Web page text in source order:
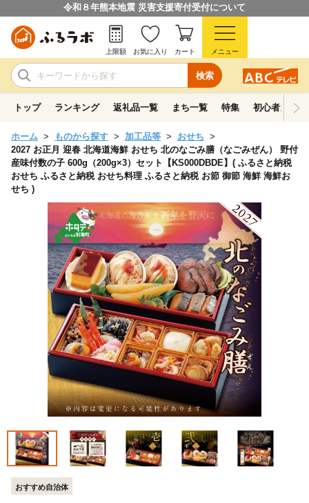
令和８年熊本地震 災害支援寄付受付について
検索
上限額 お気に入り カート メニュー
トップ ランキング 返礼品一覧 まち一覧 特集 初心者ガイド
ホーム ものから探す 加工品等
おせち
2027 お正月 迎春 北海道海鮮 おせち 北のなごみ膳（なごみぜん） 野付
産味付数の子 600g（200g×3）セット【KS000DBDE】( ふるさと納税
おせち ふるさと納税 おせち料理 ふるさと納税 お節 御節 海鮮 海鮮お
せち )
おすすめ自治体